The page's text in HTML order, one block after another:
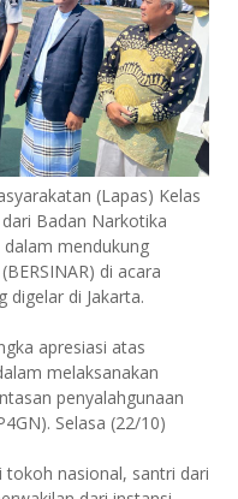
(Lapas) Kelas
Badan Narkotika
mendukung
di acara
digelar di Jakarta.
apresiasi atas
melaksanakan
penyalahgunaan
Selasa (22/10)
tokoh nasional, santri dari